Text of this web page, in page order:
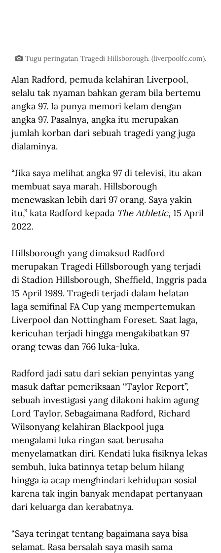
Tugu peringatan Tragedi Hillsborough. (liverpoolfc.com).
Alan Radford, pemuda kelahiran Liverpool,
selalu tak nyaman bahkan geram bila bertemu
angka 97. Ia punya memori kelam dengan
angka 97. Pasalnya, angka itu merupakan
jumlah korban dari sebuah tragedi yang juga
dialaminya.
“Jika saya melihat angka 97 di televisi, itu akan
membuat saya marah. Hillsborough
menewaskan lebih dari 97 orang. Saya yakin
itu,” kata Radford kepada The Athletic, 15 April
2022.
Hillsborough yang dimaksud Radford
merupakan Tragedi Hillsborough yang terjadi
di Stadion Hillsborough, Sheffield, Inggris pada
15 April 1989. Tragedi terjadi dalam helatan
laga semifinal FA Cup yang mempertemukan
Liverpool dan Nottingham Foreset. Saat laga,
kericuhan terjadi hingga mengakibatkan 97
orang tewas dan 766 luka-luka.
Radford jadi satu dari sekian penyintas yang
masuk daftar pemeriksaan “Taylor Report”,
sebuah investigasi yang dilakoni hakim agung
Lord Taylor. Sebagaimana Radford, Richard
Wilsonyang kelahiran Blackpool juga
mengalami luka ringan saat berusaha
menyelamatkan diri. Kendati luka fisiknya lekas
sembuh, luka batinnya tetap belum hilang
hingga ia acap menghindari kehidupan sosial
karena tak ingin banyak mendapat pertanyaan
dari keluarga dan kerabatnya.
“Saya teringat tentang bagaimana saya bisa
selamat. Rasa bersalah saya masih sama